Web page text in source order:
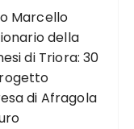
Marcello
della
di Triora: 30
di Afragola